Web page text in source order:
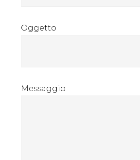
Oggetto
Messaggio